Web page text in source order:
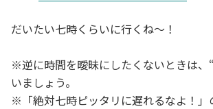
だいたい七時くらいに行くね～！
※逆に時間を曖昧にしたくないときは、
いましょう。
※「絶対七時ピッタリに遅れるなよ！」